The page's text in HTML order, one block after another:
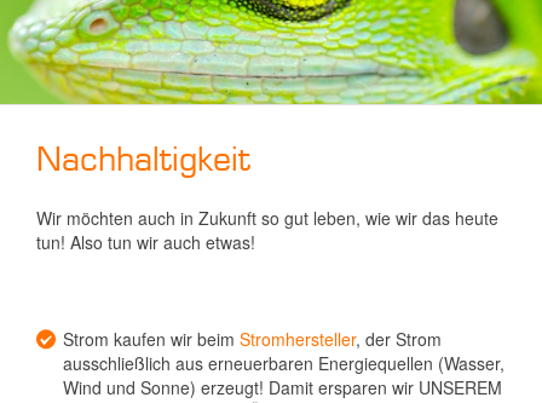
Nachhaltigkeit
Wir möchten auch in Zukunft so gut leben, wie wir das heute
tun! Also tun wir auch etwas!
Strom kaufen wir beim Stromhersteller, der Strom
ausschließlich aus erneuerbaren Energiequellen (Wasser,
Wind und Sonne) erzeugt! Damit ersparen wir UNSEREM